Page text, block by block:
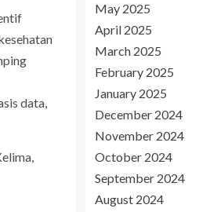
data,
May 2025
April 2025
March 2025
February 2025
January 2025
December 2024
November 2024
October 2024
September 2024
August 2024